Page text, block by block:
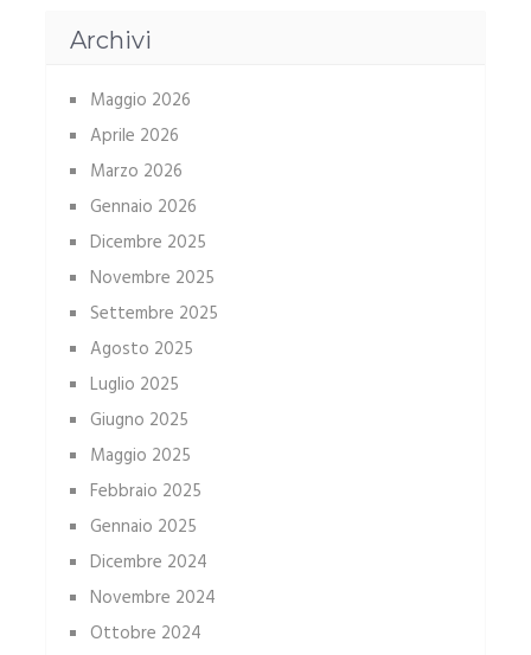
Archivi
Maggio 2026
Aprile 2026
Marzo 2026
Gennaio 2026
Dicembre 2025
Novembre 2025
Settembre 2025
Agosto 2025
Luglio 2025
Giugno 2025
Maggio 2025
Febbraio 2025
Gennaio 2025
Dicembre 2024
Novembre 2024
Ottobre 2024